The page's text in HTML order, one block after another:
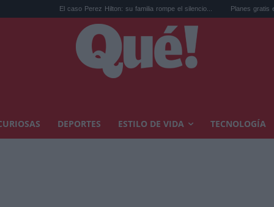
El caso Perez Hilton: su familia rompe el silencio... Planes gratis en Valencia en
DEPORTES ESTILO DE VIDA TECNOLOGÍA